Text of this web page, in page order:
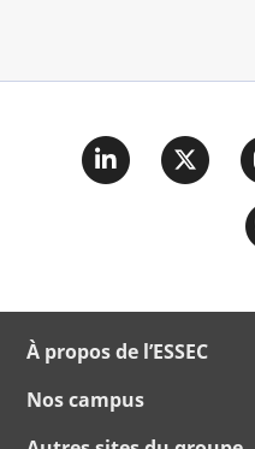
À propos de l’ESSEC
Nos campus